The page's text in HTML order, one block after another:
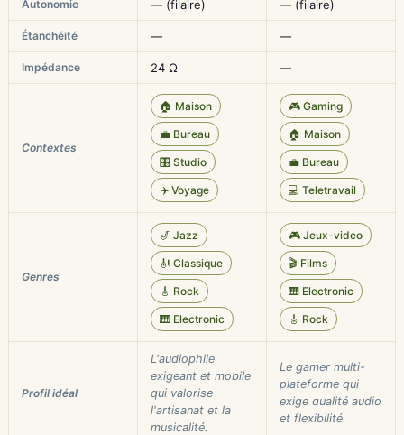
Autonomie — (filaire) — (filaire)
Étanchéité — —
Impédance 24 Ω —
Contextes
🏠 Maison
💼 Bureau
🎛️ Studio
✈️ Voyage
🎮 Gaming
🏠 Maison
💼 Bureau
💻 Teletravail
Genres
🎷 Jazz
🎻 Classique
🎸 Rock
🎹 Electronic
🎮 Jeux-video
🎬 Films
🎹 Electronic
🎸 Rock
Profil idéal
L'audiophile
exigeant et mobile
qui valorise
l'artisanat et la
musicalité.
Le gamer multi-
plateforme qui
exige qualité audio
et flexibilité.